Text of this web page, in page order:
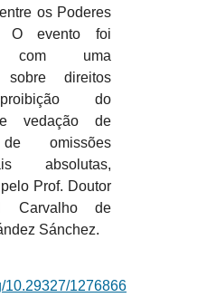
os Poderes
O evento foi
com uma
sobre direitos
do
e vedação de
omissões
absolutas,
Prof. Doutor
Carvalho de
Sánchez.
10.29327/1276866